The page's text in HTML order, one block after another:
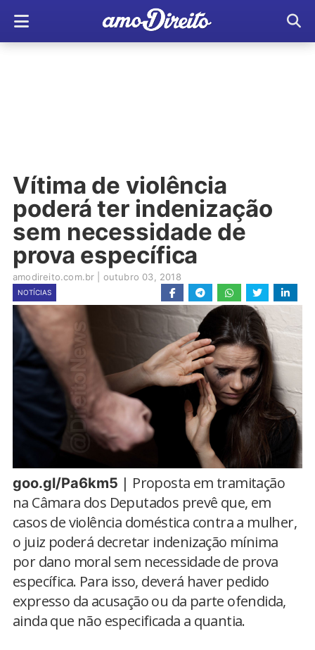
Vítima de violência
poderá ter indenização
sem necessidade de
prova específica
amodireito.com.br outubro 03, 2018
NOTÍCIAS
goo.gl/Pa6km5 | Proposta em tramitação
na Câmara dos Deputados prevê que, em
casos de violência doméstica contra a mulher,
o juiz poderá decretar indenização mínima
por dano moral sem necessidade de prova
específica. Para isso, deverá haver pedido
expresso da acusação ou da parte ofendida,
ainda que não especificada a quantia.